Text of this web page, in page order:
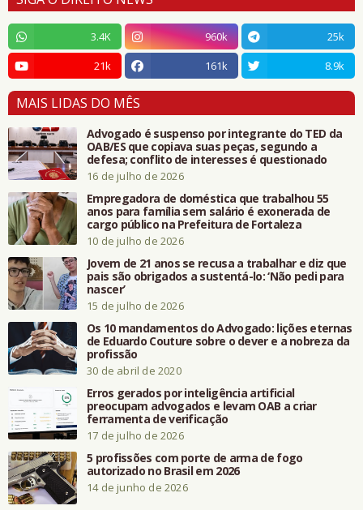
3.4K 960k
25k
21k
161k 8.9k
MAIS LIDAS DO MÊS
Advogado é suspenso por integrante do TED da
OAB/ES que copiava suas peças, segundo a
defesa; conflito de interesses é questionado
16 de julho de 2026
Empregadora de doméstica que trabalhou 55
anos para família sem salário é exonerada de
cargo público na Prefeitura de Fortaleza
10 de julho de 2026
Jovem de 21 anos se recusa a trabalhar e diz que
pais são obrigados a sustentá-lo: ‘Não pedi para
nascer’
15 de julho de 2026
Os 10 mandamentos do Advogado: lições eternas
de Eduardo Couture sobre o dever e a nobreza da
profissão
30 de abril de 2020
Erros gerados por inteligência artificial
preocupam advogados e levam OAB a criar
ferramenta de verificação
17 de julho de 2026
5 profissões com porte de arma de fogo
autorizado no Brasil em 2026
14 de junho de 2026